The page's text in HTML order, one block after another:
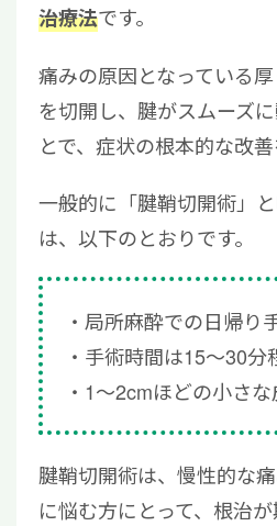
治療法です。
痛みの原因となっている
を切開し、腱がスムーズ
とで、症状の根本的な改善
一般的に「腱鞘切開術」
は、以下のとおりです。
局所麻酔での日帰り
手術時間は15〜30分
1〜2cmほどの小さ
腱鞘切開術は、慢性的な
に悩む方にとって、根治